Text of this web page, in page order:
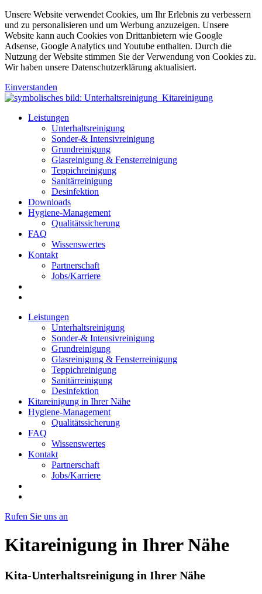
Unsere Website verwendet Cookies, um Ihr Erlebnis zu verbessern
und zu personalisieren und um Werbung anzuzeigen. Unsere
Website kann auch Cookies von Drittanbietern wie Google
Adsense, Google Analytics und Youtube enthalten. Durch die
Nutzung der Website stimmen Sie der Verwendung von Cookies zu.
Wir haben unsere Datenschutzerklärung aktualisiert.
Einverstanden
Leistungen
Unterhaltsreinigung
Sonder-& Intensivreinigung
Grundreinigung
Glasreinigung & Fensterreinigung
Teppichreinigung
Sanitärreinigung
Desinfektion
Downloads
Hygiene-Management
Qualitätssicherung
FAQ
Wissenswertes
Kontakt
Partnerschaft
Jobs/Karriere
Leistungen
Unterhaltsreinigung
Sonder-& Intensivreinigung
Grundreinigung
Glasreinigung & Fensterreinigung
Teppichreinigung
Sanitärreinigung
Desinfektion
Kitareinigung in Ihrer Nähe
Hygiene-Management
Qualitätssicherung
FAQ
Wissenswertes
Kontakt
Partnerschaft
Jobs/Karriere
Rufen Sie uns an
Kitareinigung in Ihrer Nähe
Kita-Unterhaltsreinigung in Ihrer Nähe